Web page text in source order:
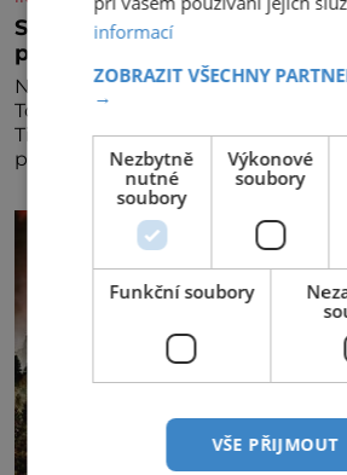
Stojí v čele značky s historií.
připravit na dalších třicet let
Na první pohled by třicáté výročí
Topnatur hlavně důvodem k
Ticháčková ho ale vnímá jinak,
příležitost rozhodnout, jak má
vypadat v dalších l
informací
ZOBRAZIT VŠECHNY
→
Nezbytně
nutné
soubory
Výkonové
soubory
Funkční soubory
VŠE PŘIJMOUT